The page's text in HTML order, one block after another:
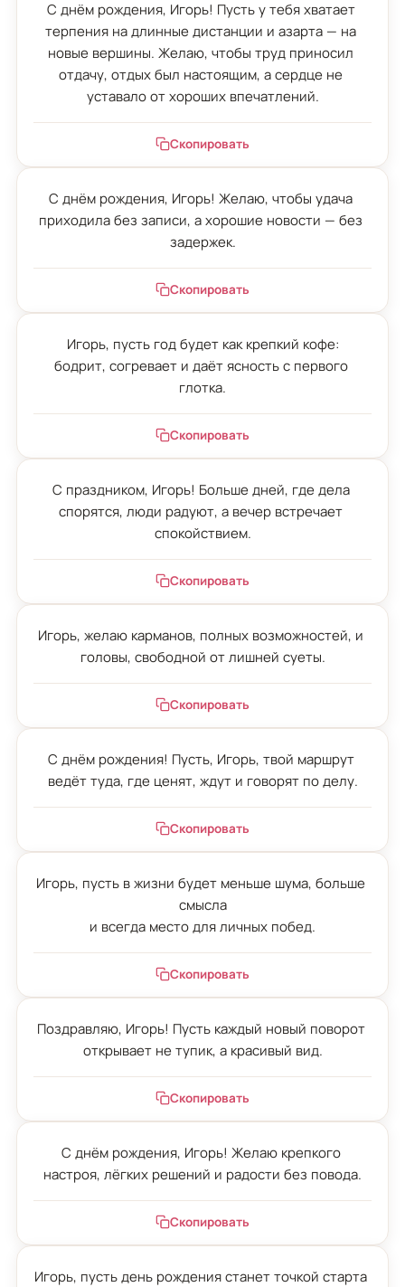
С днём рождения, Игорь! Пусть у тебя хватает
терпения на длинные дистанции и азарта — на
новые вершины. Желаю, чтобы труд приносил
отдачу, отдых был настоящим, а сердце не
уставало от хороших впечатлений.
Скопировать
С днём рождения, Игорь! Желаю, чтобы удача
приходила без записи, а хорошие новости — без
задержек.
Скопировать
Игорь, пусть год будет как крепкий кофе:
бодрит, согревает и даёт ясность с первого
глотка.
Скопировать
С праздником, Игорь! Больше дней, где дела
спорятся, люди радуют, а вечер встречает
спокойствием.
Скопировать
Игорь, желаю карманов, полных возможностей, и
головы, свободной от лишней суеты.
Скопировать
С днём рождения! Пусть, Игорь, твой маршрут
ведёт туда, где ценят, ждут и говорят по делу.
Скопировать
Игорь, пусть в жизни будет меньше шума, больше
смысла
и всегда место для личных побед.
Скопировать
Поздравляю, Игорь! Пусть каждый новый поворот
открывает не тупик, а красивый вид.
Скопировать
С днём рождения, Игорь! Желаю крепкого
настроя, лёгких решений и радости без повода.
Скопировать
Игорь, пусть день рождения станет точкой старта